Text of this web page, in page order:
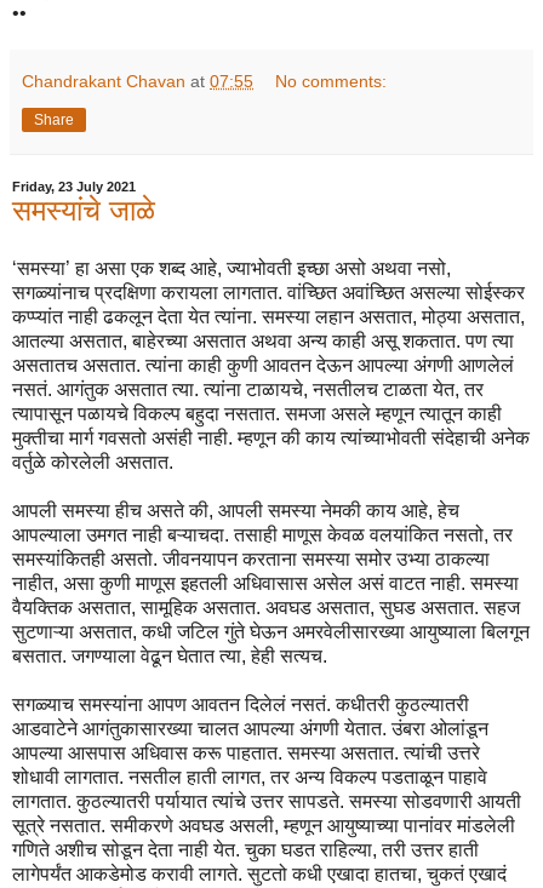
••
Chandrakant Chavan at 07:55 No comments:
Share
Friday, 23 July 2021
समस्यांचे जाळे
‘समस्या’ हा असा एक शब्द आहे, ज्याभोवती इच्छा असो अथवा नसो,
सगळ्यांनाच प्रदक्षिणा करायला लागतात. वांच्छित अवांच्छित असल्या सोईस्कर
कप्प्यांत नाही ढकलून देता येत त्यांना. समस्या लहान असतात, मोठ्या असतात,
आतल्या असतात, बाहेरच्या असतात अथवा अन्य काही असू शकतात. पण त्या
असतातच असतात. त्यांना काही कुणी आवतन देऊन आपल्या अंगणी आणलेलं
नसतं. आगंतुक असतात त्या. त्यांना टाळायचे, नसतीलच टाळता येत, तर
त्यापासून पळायचे विकल्प बहुदा नसतात. समजा असले म्हणून त्यातून काही
मुक्तीचा मार्ग गवसतो असंही नाही. म्हणून की काय त्यांच्याभोवती संदेहाची अनेक
वर्तुळे कोरलेली असतात.
आपली समस्या हीच असते की, आपली समस्या नेमकी काय आहे, हेच
आपल्याला उमगत नाही बऱ्याचदा. तसाही माणूस केवळ वलयांकित नसतो, तर
समस्यांकितही असतो. जीवनयापन करताना समस्या समोर उभ्या ठाकल्या
नाहीत, असा कुणी माणूस इहतली अधिवासास असेल असं वाटत नाही. समस्या
वैयक्तिक असतात, सामूहिक असतात. अवघड असतात, सुघड असतात. सहज
सुटणाऱ्या असतात, कधी जटिल गुंते घेऊन अमरवेलीसारख्या आयुष्याला बिलगून
बसतात. जगण्याला वेढून घेतात त्या, हेही सत्यच.
सगळ्याच समस्यांना आपण आवतन दिलेलं नसतं. कधीतरी कुठल्यातरी
आडवाटेने आगंतुकासारख्या चालत आपल्या अंगणी येतात. उंबरा ओलांडून
आपल्या आसपास अधिवास करू पाहतात. समस्या असतात. त्यांची उत्तरे
शोधावी लागतात. नसतील हाती लागत, तर अन्य विकल्प पडताळून पाहावे
लागतात. कुठल्यातरी पर्यायात त्यांचे उत्तर सापडते. समस्या सोडवणारी आयती
सूत्रे नसतात. समीकरणे अवघड असली, म्हणून आयुष्याच्या पानांवर मांडलेली
गणिते अशीच सोडून देता नाही येत. चुका घडत राहिल्या, तरी उत्तर हाती
लागेपर्यंत आकडेमोड करावी लागते. सुटतो कधी एखादा हातचा, चुकतं एखादं